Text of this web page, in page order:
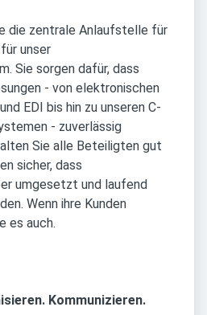
die zentrale Anlaufstelle für
unser
Sie sorgen dafür, dass
- von elektronischen
EDI bis hin zu unseren C-
- zuverlässig
Sie alle Beteiligten gut
sicher, dass
umgesetzt und laufend
Wenn ihre Kunden
es auch.
Kommunizieren.